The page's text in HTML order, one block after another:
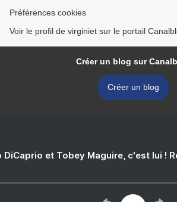
Préférences cookies
Voir le profil de virginiet sur le portail
Créer un blog sur
Créer un blog
DiCaprio et Tobey Maguire, c'est lui !